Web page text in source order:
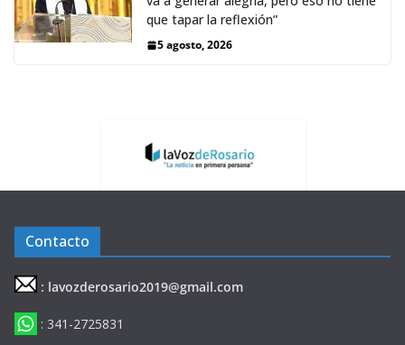
que tapar la reflexión”
5 agosto, 2026
Contacto
: lavozderosario2019@gmail.com
: 341-2725831